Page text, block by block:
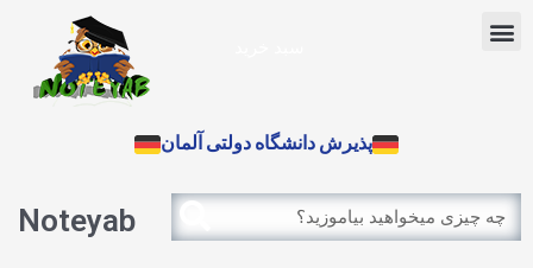
Menu
پذیرش دانشگاه دولتی آلمان
Search
Search
Noteyab
نوشته